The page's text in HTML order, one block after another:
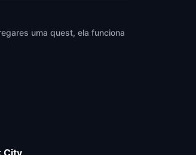
uma quest, ela funciona
City